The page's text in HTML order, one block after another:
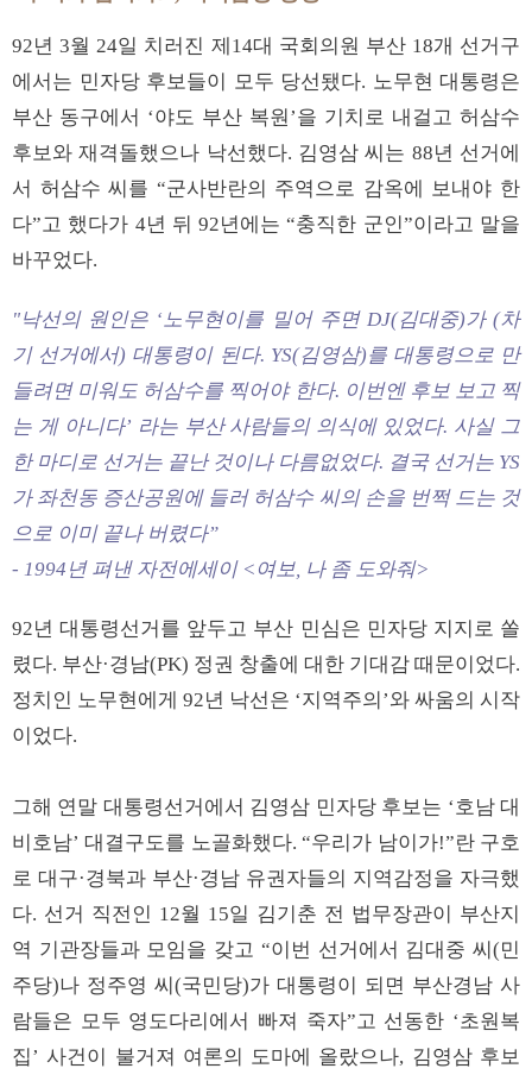
92년 3월 24일 치러진 제14대 국회의원 부산 18개 선거구
에서는 민자당 후보들이 모두 당선됐다. 노무현 대통령은
부산 동구에서 ‘야도 부산 복원’을 기치로 내걸고 허삼수
후보와 재격돌했으나 낙선했다. 김영삼 씨는 88년 선거에
서 허삼수 씨를 “군사반란의 주역으로 감옥에 보내야 한
다”고 했다가 4년 뒤 92년에는 “충직한 군인”이라고 말을
바꾸었다.
"낙선의 원인은 ‘노무현이를 밀어 주면 DJ(김대중)가 (차
기 선거에서) 대통령이 된다. YS(김영삼)를 대통령으로 만
들려면 미워도 허삼수를 찍어야 한다. 이번엔 후보 보고 찍
는 게 아니다’ 라는 부산 사람들의 의식에 있었다. 사실 그
한 마디로 선거는 끝난 것이나 다름없었다. 결국 선거는 YS
가 좌천동 증산공원에 들러 허삼수 씨의 손을 번쩍 드는 것
으로 이미 끝나 버렸다”
- 1994년 펴낸 자전에세이 <여보, 나 좀 도와줘>
92년 대통령선거를 앞두고 부산 민심은 민자당 지지로 쏠
렸다. 부산·경남(PK) 정권 창출에 대한 기대감 때문이었다.
정치인 노무현에게 92년 낙선은 ‘지역주의’와 싸움의 시작
이었다.
그해 연말 대통령선거에서 김영삼 민자당 후보는 ‘호남 대
비호남’ 대결구도를 노골화했다. “우리가 남이가!”란 구호
로 대구·경북과 부산·경남 유권자들의 지역감정을 자극했
다. 선거 직전인 12월 15일 김기춘 전 법무장관이 부산지
역 기관장들과 모임을 갖고 “이번 선거에서 김대중 씨(민
주당)나 정주영 씨(국민당)가 대통령이 되면 부산경남 사
람들은 모두 영도다리에서 빠져 죽자”고 선동한 ‘초원복
집’ 사건이 불거져 여론의 도마에 올랐으나, 김영삼 후보